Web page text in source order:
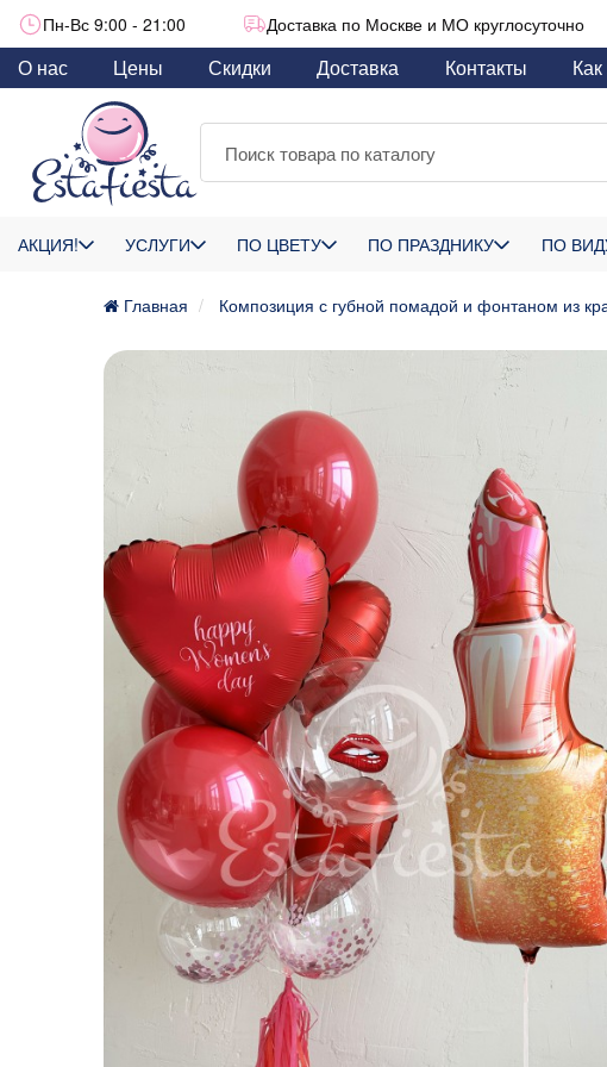
Пн-Вс 9:00 - 21:00 Доставка по Москве и МО круглосуточно
О нас Цены Скидки Доставка Контакты Как
АКЦИЯ! УСЛУГИ ПО ЦВЕТУ ПО ПРАЗДНИКУ ПО
Главная Композиция с губной помадой и фонтаном из